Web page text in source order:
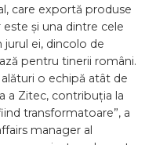
care exportă produse
este și una dintre cele
jurul ei, dincolo de
pentru tinerii români.
o echipă atât de
a Zitec, contribuția la
transformatoare”, a
manager al